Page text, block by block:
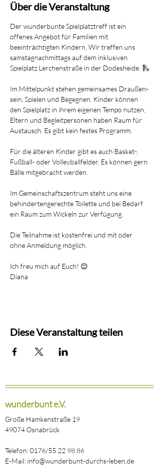
Über die Veranstaltung
Der wunderbunte Spielplatztreff ist ein
offenes Angebot für Familien mit
beeinträchtigten Kindern. Wir treffen uns
samstagnachmittags auf dem inklusiven
Spielplatz Lerchenstraße in der Dodesheide. 🛝
Im Mittelpunkt stehen gemeinsames Draußen-
sein, Spielen und Begegnen. Kinder können
den Spielplatz in ihrem eigenen Tempo nutzen,
Eltern und Begleitpersonen haben Raum für
Austausch. Es gibt kein festes Programm.
Für die älteren Kinder gibt es auch Basket-,
Fußball- oder Volleyballfelder. Es können gern
Bälle mitgebracht werden.
Im Gemeinschaftszentrum steht uns eine
behindertengerechte Toilette und bei Bedarf
ein Raum zum Wickeln zur Verfügung.
Die Teilnahme ist kostenfrei und mit oder
ohne Anmeldung möglich.
Ich freu mich auf Euch! 😊
Diana
Diese Veranstaltung teilen
wunderbunt e.V.
Große Hamkenstraße 19
49074 Osnabrück
Telefon: 0176/55 22 98 86
E-Mail: info@wunderbunt-durchs-leben.de